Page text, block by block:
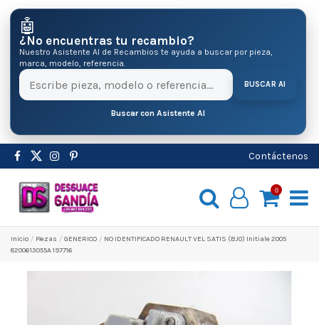
🤖
¿No encuentras tu recambio?
Nuestro Asistente AI de Recambios te ayuda a buscar por pieza,
marca, modelo, referencia.
BUSCAR AI
Buscar con Asistente AI
Contáctenos
0
Inicio Pіezas GENERICO
NO IDENTIFICADO RENAULT VEL SATIS (BJ0) Initiale 2005
8200613055A 197716